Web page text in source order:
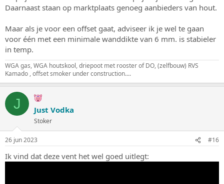
Daarnaast staan op marktplaats genoeg aanbieders van hout.
Maar als je voor een offset gaat, adviseer ik je wel te gaan
voor één met een minimale wanddikte van 6 mm. is stabieler
in temp.
WGA gas, WGA houtskool, driepoot met rooster of DO, (zelfbouw) RVS
Kamado , offset smoker under construction....
J Just Vodka
Stoker
26 jun 2023 #16
Ik vind dat deze vent het wel goed uitlegt: